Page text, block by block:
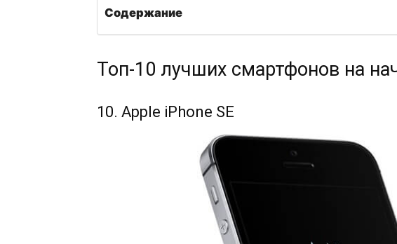
Содержание
Топ-10 лучших смартфонов на
10. Apple iPhone SE